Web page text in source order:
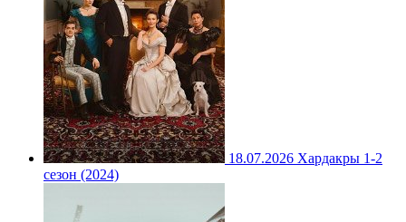
18.07.2026 Хардакры 1-2
сезон (2024)